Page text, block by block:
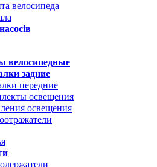
велосипеда
велосипедные
задние
передние
освещения
освещения